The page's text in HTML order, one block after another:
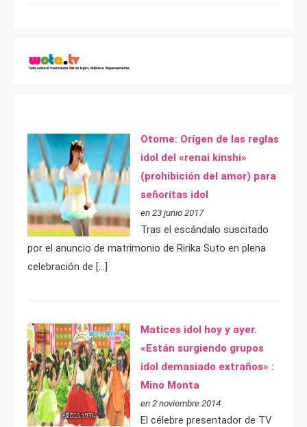
Otome: Orígen de las reglas
idol del «renai kinshi»
(prohibición del amor) para
señoritas idol
en 23 junio 2017
Tras el escándalo suscitado
por el anuncio de matrimonio de Ririka Suto en plena
celebración de […]
Matices idol hoy y ayer.
«Están surgiendo grupos
idol demasiado extraños» :
Mino Monta
en 2 noviembre 2014
El célebre presentador de TV